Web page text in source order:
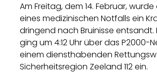
Am Freitag, dem 14. Februar,
eines medizinischen Notfalls ein
dringend nach Bruinisse entsandt.
ging um 4:12 Uhr über das P2000-
einem diensthabenden
Sicherheitsregion Zeeland 112 ein.